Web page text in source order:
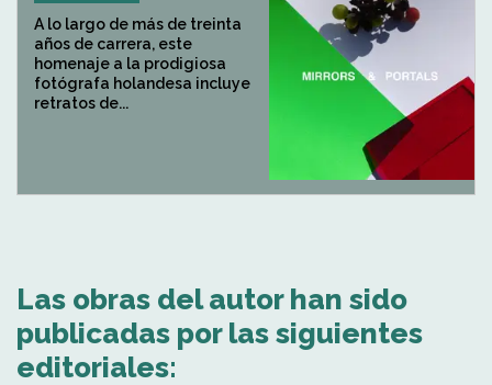
A lo largo de más de treinta
años de carrera, este
homenaje a la prodigiosa
fotógrafa holandesa incluye
retratos de...
Las obras del autor han sido
publicadas por las siguientes
editoriales: